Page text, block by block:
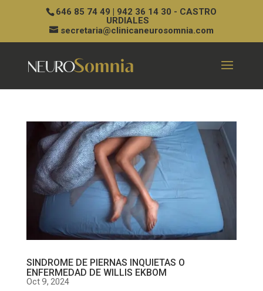
646 85 74 49 | 942 36 14 30 - CASTRO
URDIALES
secretaria@clinicaneurosomnia.com
SINDROME DE PIERNAS INQUIETAS O
ENFERMEDAD DE WILLIS EKBOM
Oct 9, 2024